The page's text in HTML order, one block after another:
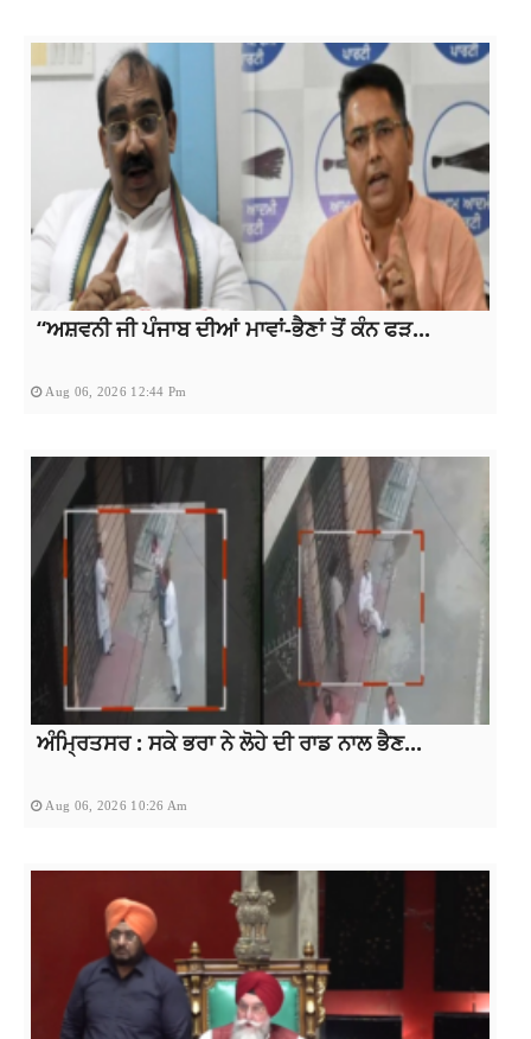
“ਅਸ਼ਵਨੀ ਜੀ ਪੰਜਾਬ ਦੀਆਂ ਮਾਵਾਂ-ਭੈਣਾਂ ਤੋਂ ਕੰਨ ਫੜ...
Aug 06, 2026 12:44 Pm
ਅੰਮ੍ਰਿਤਸਰ : ਸਕੇ ਭਰਾ ਨੇ ਲੋਹੇ ਦੀ ਰਾਡ ਨਾਲ ਭੈਣ...
Aug 06, 2026 10:26 Am